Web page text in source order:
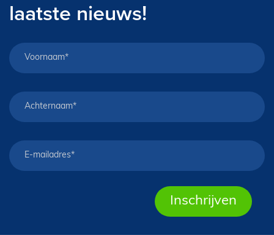
laatste nieuws!